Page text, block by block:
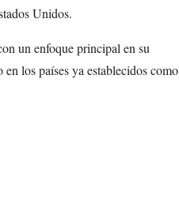
Unidos.
un enfoque principal en su
los países ya establecidos como